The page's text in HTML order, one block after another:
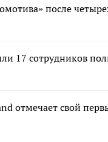
после
17 сотрудников
отмечает свой